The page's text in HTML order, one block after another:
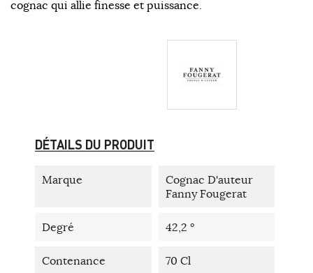
cognac qui allie finesse et puissance.
DÉTAILS DU PRODUIT
Marque
Cognac D'auteur
Fanny Fougerat
Degré 42,2 °
Contenance 70 Cl